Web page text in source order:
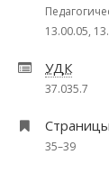
13.00.05,
УДК
37.035.7
Страницы
35–39